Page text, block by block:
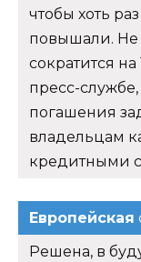
чтобы хоть
повышали. Не
сократится
пресс-
погашения
владельцам
кредитными
Европейская
Решена, в